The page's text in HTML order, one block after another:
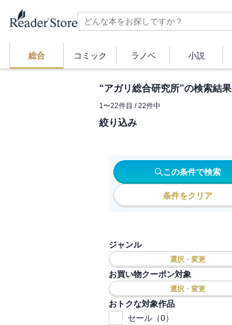
総合 コミック ラノベ 小説
“アガリ総合研究所”の検索結果
1〜22件目 / 22件中
絞り込み
この条件で検索
条件をクリア
ジャンル
選択・変更
お買い物クーポン対象
選択・変更
おトクな対象作品
セール（0）